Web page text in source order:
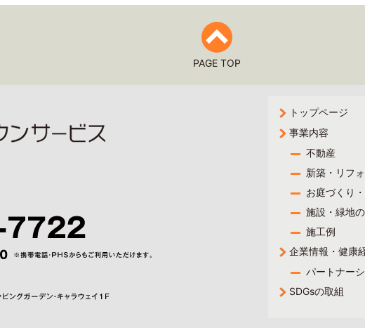
PAGE TOP
トップページ
事業内容
不動産
新築・リフ
お庭づくり
施設・緑地
施工例
企業情報・健康
パートナー
SDGsの取組